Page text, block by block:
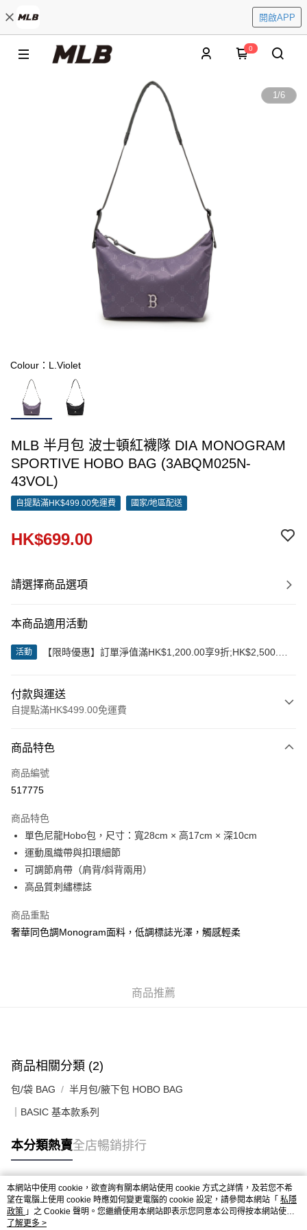
開啟APP
0
1/6
Colour：L.Violet
MLB 半月包 波士頓紅襪隊 DIA MONOGRAM
SPORTIVE HOBO BAG (3ABQM025N-
43VOL)
自提點滿HK$499.00免運費 國家/地區配送
HK$699.00
請選擇商品選項
本商品適用活動
活動
【限時優惠】訂單淨值滿HK$1,200.00享9折;HK$2,500.00
付款與運送
自提點滿HK$499.00免運費
信用卡
Apple Pay
AlipayHK
WeChat Pay
送貨方式
付款後順豐站及營業點
每筆HK$50.00，滿HK$499.00或以上免運費
商品特色
商品編號
517775
商品特色
單色尼龍Hobo包，尺寸：寬28cm × 高17cm × 深10cm
運動風織帶與扣環細節
可調節肩帶（肩背/斜背兩用）
高品質刺繡標誌
商品重點
奢華同色調Monogram面料，低調標誌光澤，觸感輕柔
商品推薦
商品相關分類 (2)
包/袋 BAG 半月包/腋下包 HOBO BAG
｜BASIC 基本款系列
本分類熱賣全店暢銷排行
熱門標籤
熱銷排行
本網站中使用 cookie，欲查詢有關本網站使用 cookie 方式之詳情，及若您不希
望在電腦上使用 cookie 時應如何變更電腦的 cookie 設定，請參閱本網站「 私隱
政策 」之 Cookie 聲明。您繼續使用本網站即表示您同意本公司得按本網站使用
條款之 Cookie 聲明使用 cookie。
了解更多 >